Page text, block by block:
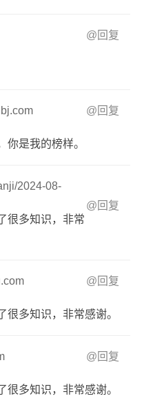
@回复
@回复
你是我的榜样。
2024-08-
@回复
很多知识，非常
@回复
很多知识，非常感谢。
@回复
很多知识，非常感谢。